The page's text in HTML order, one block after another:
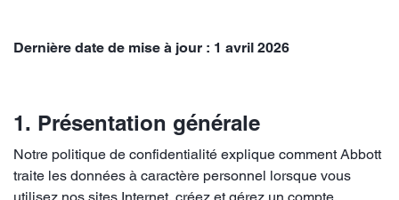
Dernière date de mise à jour : 1 avril 2026
1. Présentation générale
Notre politique de confidentialité explique comment Abbott
traite les données à caractère personnel lorsque vous